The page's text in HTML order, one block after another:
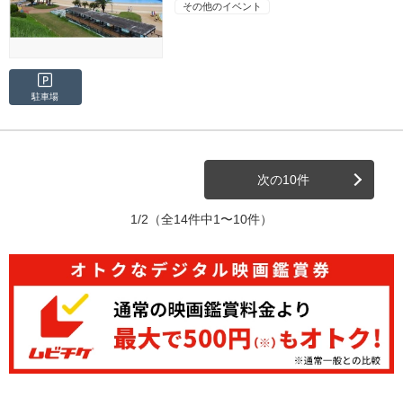
その他のイベント
駐車場
次の10件
1/2 （全14件中1〜10件）